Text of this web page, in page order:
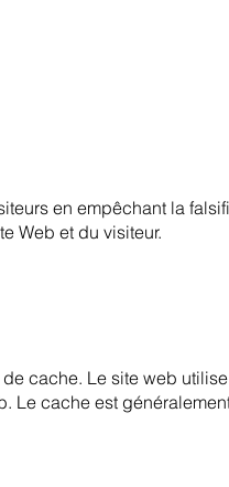
en empêchant la
Web et du visiteur.
cache. Le site web
Le cache est